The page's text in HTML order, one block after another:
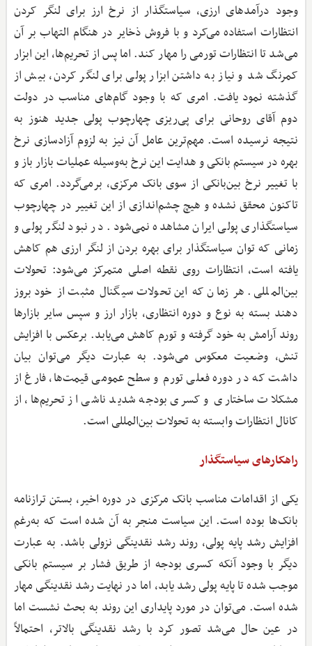
وجود درآمدهای ارزی، سیاستگذار از نرخ ارز برای لنگر کردن
انتظارات استفاده می‌کرد و با فروش ذخایر در هنگام التهاب بر آن
می‌شد تا انتظارات تورمی را مهار کند. اما پس از تحریم‌ها، این ابزار
کمرنگ شد و نیاز به داشتن ابزار پولی برای لنگر کردن، بیش از
گذشته نمود یافت. امری که با وجود گام‌های مناسب در دولت
دوم آقای روحانی برای پی‌ریزی چهارچوب پولی جدید هنوز به
نتیجه نرسیده است. مهم‌ترین عامل آن نیز به لزوم آزادسازی نرخ
بهره در سیستم بانکی و هدایت این نرخ به‌وسیله عملیات بازار باز و
با تغییر نرخ بین‌بانکی از سوی بانک مرکزی، برمی‌گردد. امری که
تاکنون محقق نشده و هیچ چشم‌اندازی از این تغییر در چهارچوب
سیاستگذاری پولی ایران مشاهده نمی‌شود. در نبود لنگر پولی و
زمانی که توان سیاستگذار برای بهره بردن از لنگر ارزی هم کاهش
یافته است، انتظارات روی نقطه اصلی متمرکز می‌شود: تحولات
بین‌المللی. هر زمان که این تحولات سیگنال مثبت از خود بروز
دهند بسته به نوع و دوره انتظاری، بازار ارز و سپس سایر بازارها
روند آرامش به خود گرفته و تورم کاهش می‌یابد. برعکس با افزایش
تنش، وضعیت معکوس می‌شود. به عبارت دیگر می‌توان بیان
داشت که در دوره فعلی تورم و سطح عمومی قیمت‌ها، فارغ از
مشکلات ساختاری و کسری بودجه شدید ناشی از تحریم‌ها، از
کانال انتظارات وابسته به تحولات بین‌المللی است.
راهکارهای سیاستگذار
یکی از اقدامات مناسب بانک مرکزی در دوره اخیر، بستن ترازنامه
بانک‌ها بوده است. این سیاست منجر به آن شده است که به‌رغم
افزایش رشد پایه پولی، روند رشد نقدینگی نزولی باشد. به عبارت
دیگر با وجود آنکه کسری بودجه از طریق فشار بر سیستم بانکی
موجب شده تا پایه پولی رشد یابد،‌ اما در نهایت رشد نقدینگی مهار
شده است. می‌توان در مورد پایداری این روند به بحث نشست اما
در عین حال می‌شد تصور کرد با رشد نقدینگی بالاتر، احتمالاً